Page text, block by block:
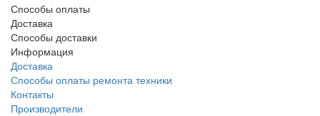
Способы оплаты
Доставка
Способы доставки
Информация
Доставка
Способы оплаты ремонта техники
Контакты
Производители